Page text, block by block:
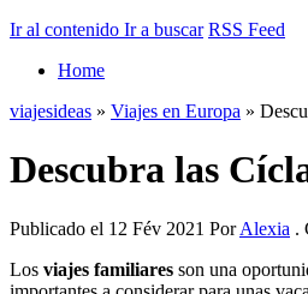
Ir al contenido Ir a buscar RSS Feed
Home
viajesideas » Viajes en Europa »
Descubra las
Publicado el 12 Fév 2021 PorAlexia .
Los viajes familiares son una